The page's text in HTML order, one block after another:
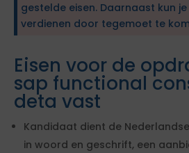
gestelde eisen. Daarnaast kun
verdienen door tegemoet te
Eisen voor de
sap functional
deta vast
Kandidaat dient de
in woord en geschrift, een